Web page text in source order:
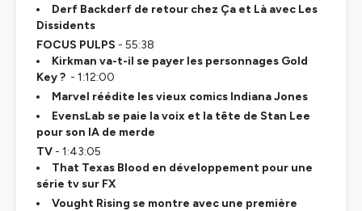
Derf Backderf de retour chez Ça et Là avec Les
Dissidents
FOCUS PULPS - 55:38
Kirkman va-t-il se payer les personnages Gold
Key ? - 1:12:00
Marvel réédite les vieux comics Indiana Jones
EvensLab se paie la voix et la tête de Stan Lee
pour son IA de merde
TV - 1:43:05
That Texas Blood en développement pour une
série tv sur FX
Vought Rising se montre avec une première